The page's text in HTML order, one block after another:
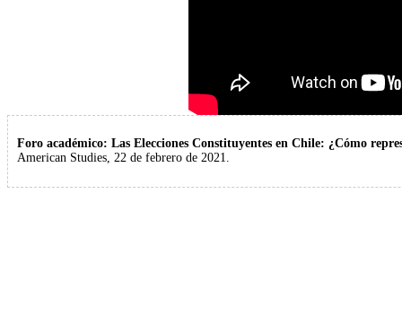
Foro académico: Las Elecciones Constituyentes en Chile: ¿Cómo
American Studies, 22 de febrero de 2021.